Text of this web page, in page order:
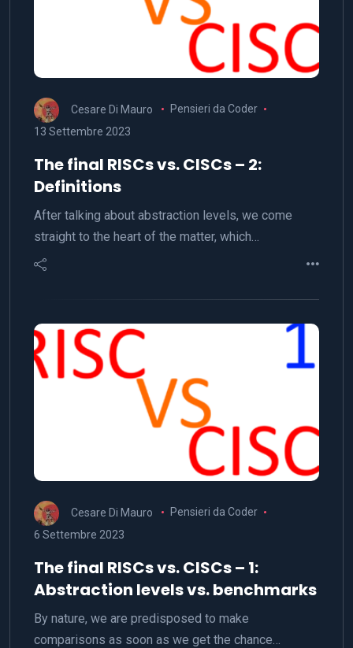
Cesare Di Mauro
Pensieri da Coder
13 Settembre 2023
The final RISCs vs. CISCs – 2:
Definitions
After talking about abstraction levels, we come
straight to the heart of the matter, which…
Cesare Di Mauro
Pensieri da Coder
6 Settembre 2023
The final RISCs vs. CISCs – 1:
Abstraction levels vs. benchmarks
By nature, we are predisposed to make
comparisons as soon as we get the chance…